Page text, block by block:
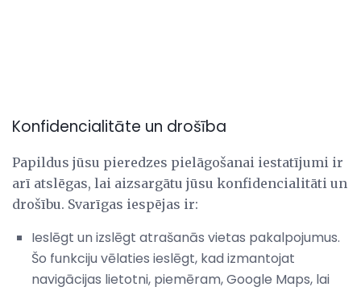
Konfidencialitāte un drošība
Papildus jūsu pieredzes pielāgošanai iestatījumi ir
arī atslēgas, lai aizsargātu jūsu konfidencialitāti un
drošību. Svarīgas iespējas ir:
Ieslēgt un izslēgt atrašanās vietas pakalpojumus.
Šo funkciju vēlaties ieslēgt, kad izmantojat
navigācijas lietotni, piemēram, Google Maps, lai